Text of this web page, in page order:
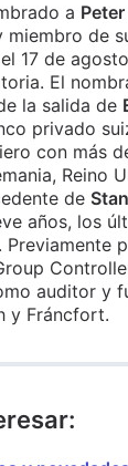
a
miembro de
17 de
El
la salida de
privado
con más
Reino
de
años, los
auditor y
y Fráncfort.